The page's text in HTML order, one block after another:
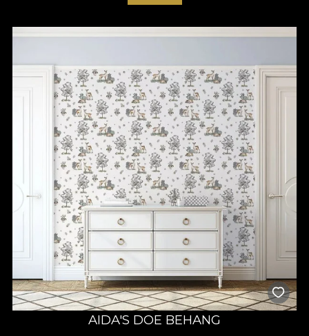
AIDA'S DOE BEHANG